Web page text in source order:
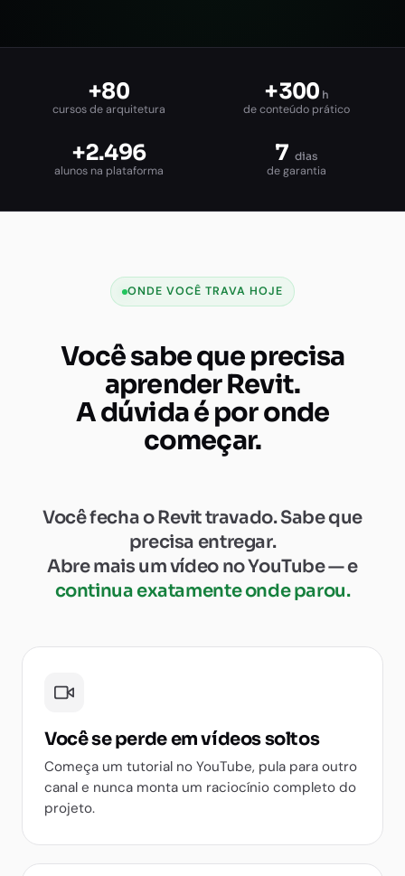
+80
cursos de arquitetura
+300 h
de conteúdo prático
+2.496
alunos na plataforma
7 dias
de garantia
ONDE VOCÊ TRAVA HOJE
Você sabe que precisa
aprender Revit.
A dúvida é por onde
começar.
Você fecha o Revit travado. Sabe que
precisa entregar.
Abre mais um vídeo no YouTube — e
continua exatamente onde parou.
Você se perde em vídeos soltos
Começa um tutorial no YouTube, pula para outro
canal e nunca monta um raciocínio completo do
projeto.